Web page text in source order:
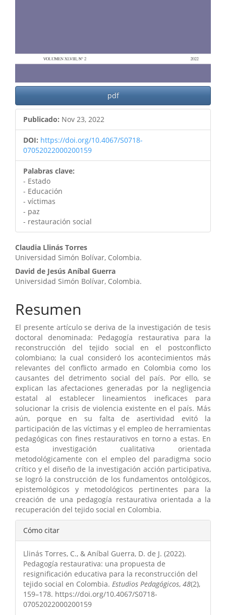
pdf
Publicado: Nov 23, 2022
DOI: https://doi.org/10.4067/S0718-
07052022000200159
Palabras clave:
- Estado
- Educación
- víctimas
- paz
- restauración social
Contenido
principal
del
artículo
Claudia Llinás Torres
Universidad Simón Bolívar, Colombia.
David de Jesús Aníbal Guerra
Universidad Simón Bolívar, Colombia.
Resumen
El presente artículo se deriva de la investigación de tesis
doctoral denominada: Pedagogía restaurativa para la
reconstrucción del tejido social en el postconflicto
colombiano; la cual consideró los acontecimientos más
relevantes del conflicto armado en Colombia como los
causantes del detrimento social del país. Por ello, se
explican las afectaciones generadas por la negligencia
estatal al establecer lineamientos ineficaces para
solucionar la crisis de violencia existente en el país. Más
aún, porque en su falta de asertividad evitó la
participación de las víctimas y el empleo de herramientas
pedagógicas con fines restaurativos en torno a estas. En
esta investigación cualitativa orientada
metodológicamente con el empleo del paradigma socio
crítico y el diseño de la investigación acción participativa,
se logró la construcción de los fundamentos ontológicos,
epistemológicos y metodológicos pertinentes para la
creación de una pedagogía restaurativa orientada a la
recuperación del tejido social en Colombia.
Detalles
del
artículo
Cómo citar
Llinás Torres, C., & Aníbal Guerra, D. de J. (2022).
Pedagogía restaurativa: una propuesta de
resignificación educativa para la reconstrucción del
tejido social en Colombia. Estudios Pedagógicos, 48(2),
159–178. https://doi.org/10.4067/S0718-
07052022000200159